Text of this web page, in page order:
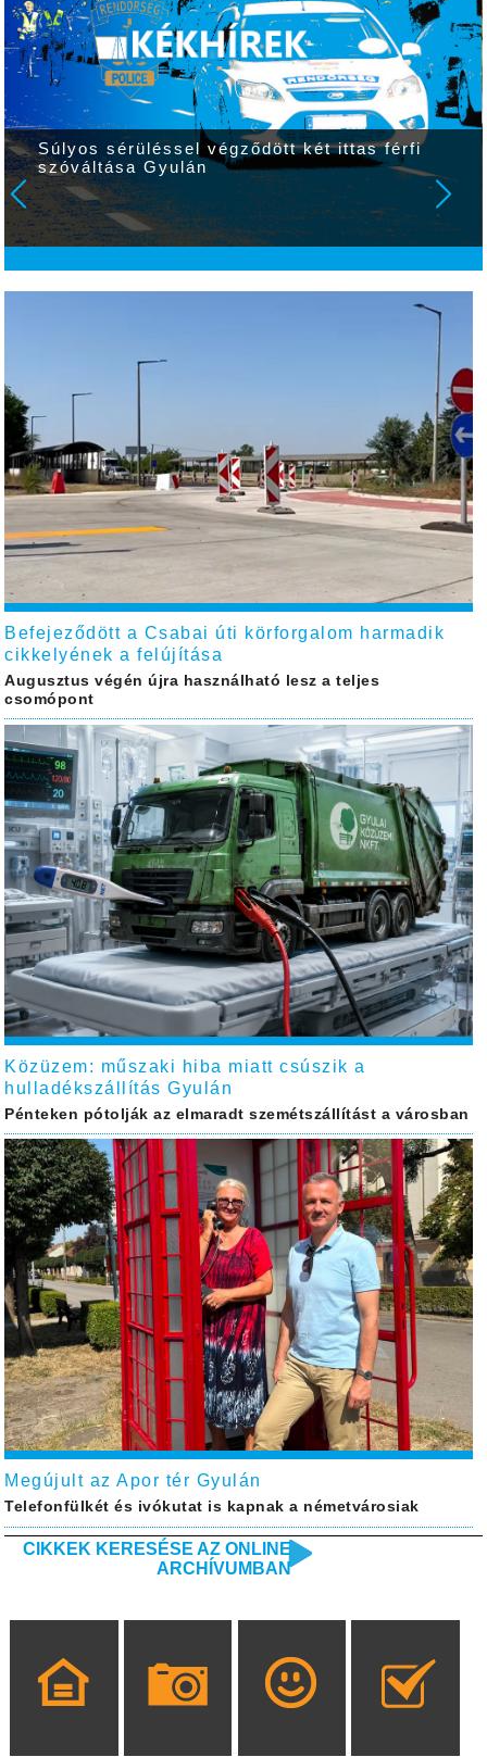
Súlyos sérüléssel végződött két ittas férfi
szóváltása Gyulán
Befejeződött a Csabai úti körforgalom harmadik
cikkelyének a felújítása
Augusztus végén újra használható lesz a teljes
csomópont
Közüzem: műszaki hiba miatt csúszik a
hulladékszállítás Gyulán
Pénteken pótolják az elmaradt szemétszállítást a városban
Megújult az Apor tér Gyulán
Telefonfülkét és ivókutat is kapnak a németvárosiak
CIKKEK KERESÉSE AZ ONLINE
ARCHÍVUMBAN